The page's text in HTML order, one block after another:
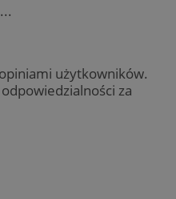
użytkowników.
za